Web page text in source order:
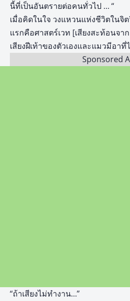
นี้ที่เป็นอันตรายต่อคนทั่วไป … “
เมื่อคิดในใจ วงแหวนแห่งชีวิตใน
แรกคือศาสตร์เวท [เสียงสะท้อนจา
เสียงฝีเท้าของตัวเองและแมวมีอาที่
Sponsored
“ถ้าเสียงไม่ทำงาน…”